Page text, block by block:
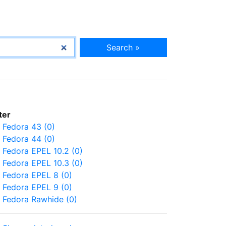
Search »
Fedora 43 (0)
Fedora 44 (0)
Fedora EPEL 10.2 (0)
Fedora EPEL 10.3 (0)
Fedora EPEL 8 (0)
Fedora EPEL 9 (0)
Fedora Rawhide (0)